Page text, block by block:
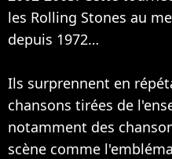
les Rolling Stones au
depuis 1972…
Ils surprennent en
chansons tirées de
notamment des
scène comme